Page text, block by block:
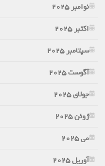
نوامبر 2025
اکتبر 2025
سپتامبر 2025
آگوست 2025
جولای 2025
ژوئن 2025
می 2025
آوریل 2025